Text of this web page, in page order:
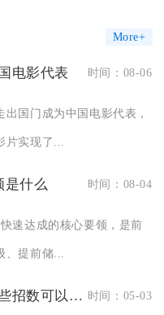
More+
电影代表 时间：08-06
出国门成为中国电影代表，
片实现了...
是什么 时间：08-04
速达成的核心要领，是前
、提前储...
攻城掠地曹仁在城防方面有哪些招数可以施展 时间：05-03